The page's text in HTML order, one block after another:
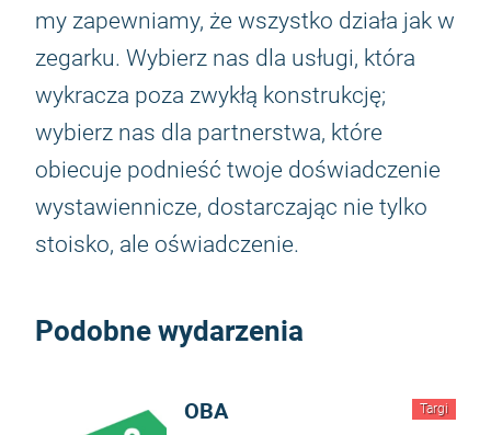
my zapewniamy, że wszystko działa jak w
zegarku. Wybierz nas dla usługi, która
wykracza poza zwykłą konstrukcję;
wybierz nas dla partnerstwa, które
obiecuje podnieść twoje doświadczenie
wystawiennicze, dostarczając nie tylko
stoisko, ale oświadczenie.
Podobne wydarzenia
Targi
OBA